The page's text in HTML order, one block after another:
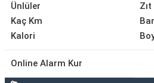
Ünlüler
Kaç Km
Kalori
Zıt
Online Alarm Kur